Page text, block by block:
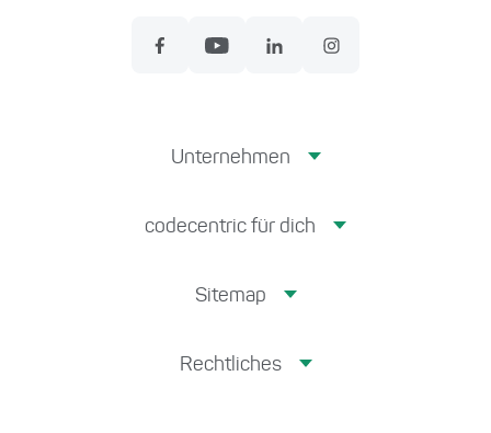
Unternehmen
codecentric für dich
Sitemap
Rechtliches